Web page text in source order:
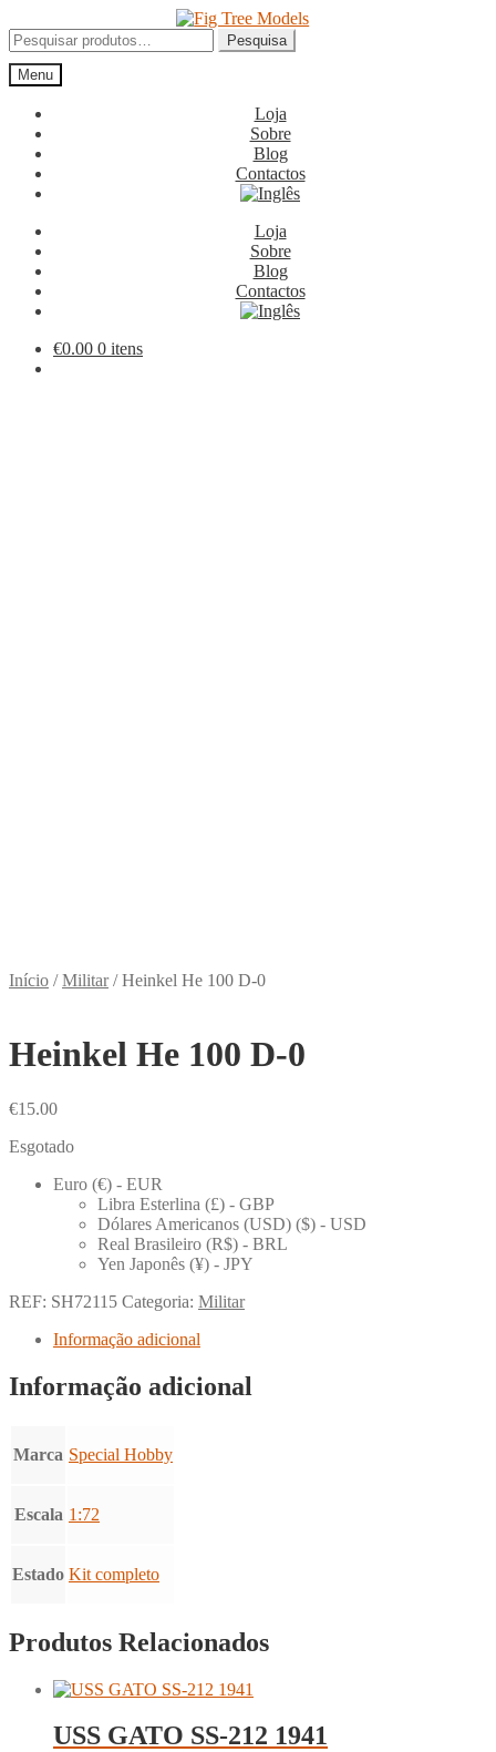
para
a
navegação
para
o
conteúdo
Pesquisar
por:
Pesquisa
Menu
Loja
Sobre
Blog
Contactos
Loja
Sobre
Blog
Contactos
€0.00 0 itens
Início /Militar/Heinkel He 100 D-0
Heinkel He 100 D-0
€15.00
Esgotado
Euro (€) - EUR
Libra Esterlina (£) - GBP
Dólares Americanos (USD) ($) - USD
Real Brasileiro (R$) - BRL
Yen Japonês (¥) - JPY
REF: SH72115 Categoria: Militar
Informação adicional
Informação adicional
Marca Special Hobby
Escala 1:72
Estado Kit completo
Produtos Relacionados
USS GATO SS-212 1941